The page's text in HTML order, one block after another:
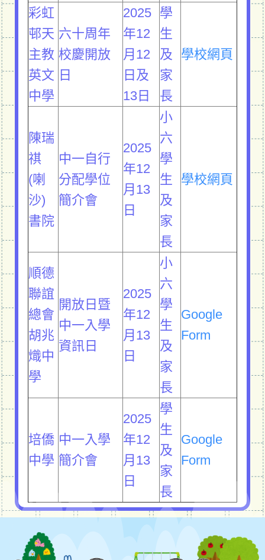
彩虹
邨天
主教
英文
中學
六十周年
校慶開放
日
2025
年12
月12
日及
13日
學
生
及
家
長
學校網頁
陳瑞
祺
(喇
沙)
書院
中一自行
分配學位
簡介會
2025
年12
月13
日
小
六
學
生
及
家
長
學校網頁
順德
聯誼
總會
胡兆
熾中
學
開放日暨
中一入學
資訊日
2025
年12
月13
日
小
六
學
生
及
家
長
Google
Form
培僑
中學
中一入學
簡介會
2025
年12
月13
日
學
生
及
家
長
Google
Form